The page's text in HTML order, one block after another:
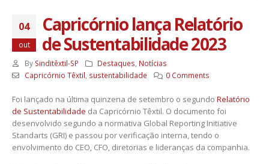
04
out
Capricórnio lança Relatório
de Sustentabilidade 2023
By Sinditêxtil-SP Destaques Notícias
Capricórnio Têxtil sustentabilidade 0 Comments
Foi lançado na última quinzena de setembro o segundo Relatório
de Sustentabilidade da Capricórnio Têxtil. O documento foi
desenvolvido segundo a normativa Global Reporting Initiative
Standarts (GRI) e passou por verificação interna, tendo o
envolvimento do CEO, CFO, diretorias e lideranças da companhia.